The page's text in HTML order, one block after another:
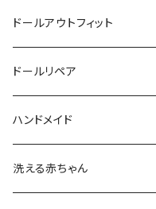
ドールアウトフィット
ドールリペア
ハンドメイド
洗える赤ちゃん